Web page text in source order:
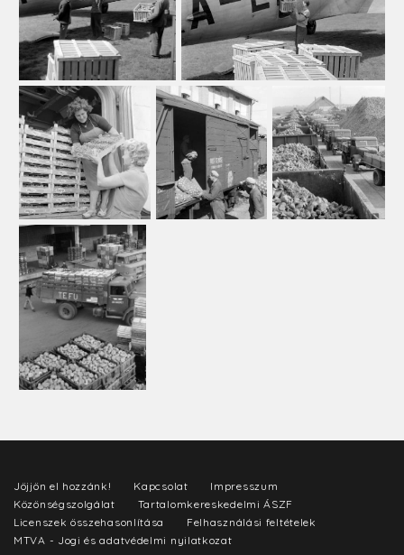
Jöjjön el hozzánk! Kapcsolat
Impresszum
Közönségszolgálat
Tartalomkereskedelmi ÁSZF
Licenszek összehasonlítása
Felhasználási feltételek
MTVA - Jogi és adatvédelmi nyilatkozat